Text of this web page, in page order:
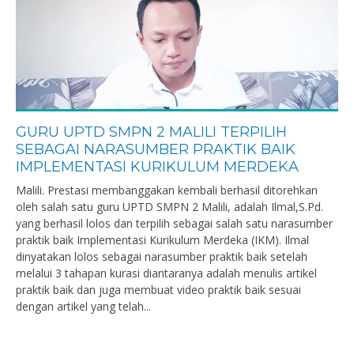
GURU UPTD SMPN 2 MALILI TERPILIH
SEBAGAI NARASUMBER PRAKTIK BAIK
IMPLEMENTASI KURIKULUM MERDEKA
Malili. Prestasi membanggakan kembali berhasil ditorehkan
oleh salah satu guru UPTD SMPN 2 Malili, adalah Ilmal,S.Pd.
yang berhasil lolos dan terpilih sebagai salah satu narasumber
praktik baik Implementasi Kurikulum Merdeka (IKM). Ilmal
dinyatakan lolos sebagai narasumber praktik baik setelah
melalui 3 tahapan kurasi diantaranya adalah menulis artikel
praktik baik dan juga membuat video praktik baik sesuai
dengan artikel yang telah...